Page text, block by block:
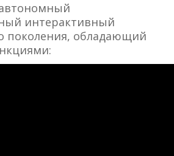
интерактивный
поколения, обладающий